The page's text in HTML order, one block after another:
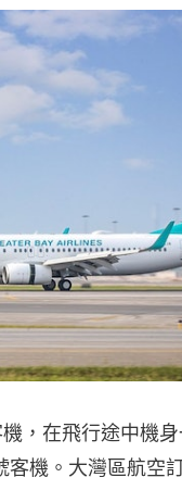
，在飛行途中機
機。大灣區航空